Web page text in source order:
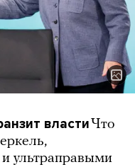
власти Что
ультраправыми